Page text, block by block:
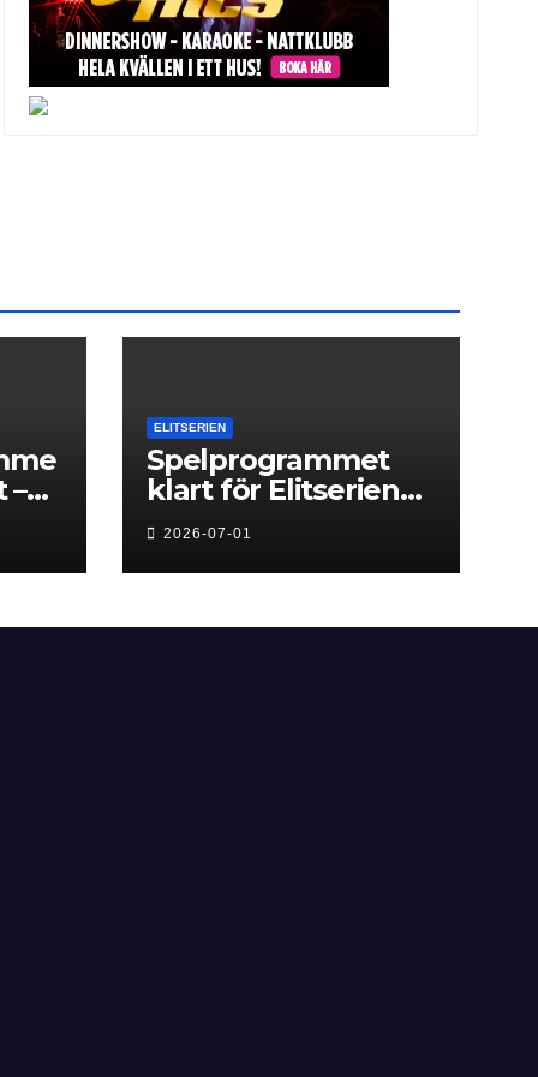
–
ELITSERIEN
Spelprogrammet
klart för Elitserien
Herr 2026/27
2026-07-01